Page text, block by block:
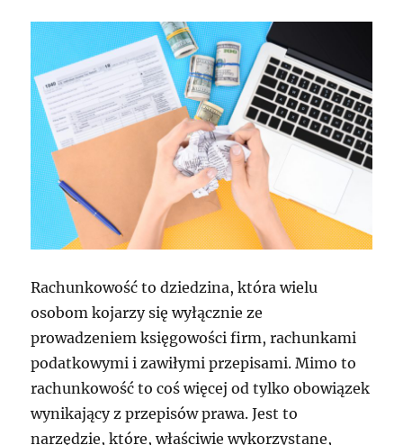
Rachunkowość to dziedzina, która wielu
osobom kojarzy się wyłącznie ze
prowadzeniem księgowości firm, rachunkami
podatkowymi i zawiłymi przepisami. Mimo to
rachunkowość to coś więcej od tylko obowiązek
wynikający z przepisów prawa. Jest to
narzędzie, które, właściwie wykorzystane,